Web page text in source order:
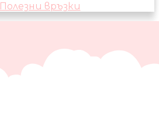
Полезни връзки